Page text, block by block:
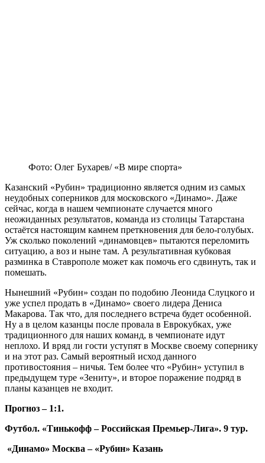
Фото: Олег Бухарев/ «В мире спорта»
Казанский «Рубин» традиционно является одним из самых
неудобных соперников для московского «Динамо». Даже
сейчас, когда в нашем чемпионате случается много
неожиданных результатов, команда из столицы Татарстана
остаётся настоящим камнем преткновения для бело-голубых.
Уж сколько поколений «динамовцев» пытаются переломить
ситуацию, а воз и ныне там. А результативная кубковая
разминка в Ставрополе может как помочь его сдвинуть, так и
помешать.
Нынешний «Рубин» создан по подобию Леонида Слуцкого и
уже успел продать в «Динамо» своего лидера Дениса
Макарова. Так что, для последнего встреча будет особенной.
Ну а в целом казанцы после провала в Еврокубках, уже
традиционного для наших команд, в чемпионате идут
неплохо. И вряд ли гости уступят в Москве своему сопернику
и на этот раз. Самый вероятный исход данного
противостояния – ничья. Тем более что «Рубин» уступил в
предыдущем туре «Зениту», и второе поражение подряд в
планы казанцев не входит.
Прогноз – 1:1.
Футбол. «Тинькофф – Российская Премьер-Лига». 9 тур.
«Динамо» Москва – «Рубин» Казань